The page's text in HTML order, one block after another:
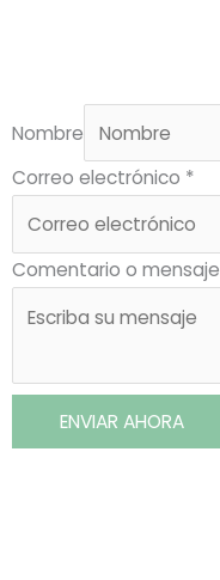
Nombre
Correo electrónico *
Comentario o mensaje
ENVIAR AHORA